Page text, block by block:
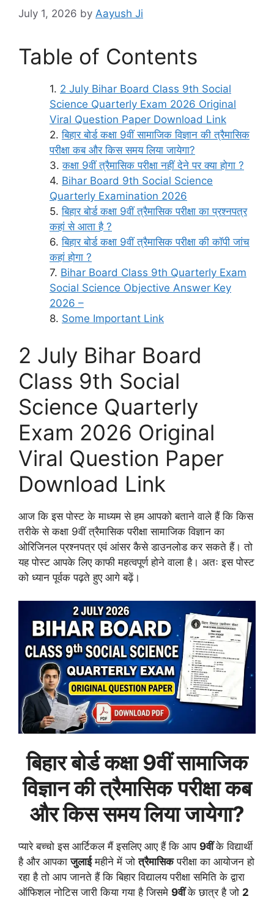
July 1, 2026 by Aayush Ji
Table of Contents
2 July Bihar Board Class 9th Social
Science Quarterly Exam 2026 Original
Viral Question Paper Download Link
बिहार बोर्ड कक्षा 9वीं सामाजिक विज्ञान की त्रैमासिक
परीक्षा कब और किस समय लिया जायेगा?
कक्षा 9वीं त्रैमासिक परीक्षा नहीं देने पर क्या होगा ?
Bihar Board 9th Social Science
Quarterly Examination 2026
बिहार बोर्ड कक्षा 9वीं त्रैमासिक परीक्षा का प्रश्नपत्र
कहां से आता है ?
बिहार बोर्ड कक्षा 9वीं त्रैमासिक परीक्षा की कॉपी जांच
कहां होगा ?
Bihar Board Class 9th Quarterly Exam
Social Science Objective Answer Key
2026 –
Some Important Link
2 July Bihar Board
Class 9th Social
Science Quarterly
Exam 2026 Original
Viral Question Paper
Download Link
आज कि इस पोस्ट के माध्यम से हम आपको बताने वाले हैं कि किस
तरीके से कक्षा 9वीं त्रैमासिक परीक्षा सामाजिक विज्ञान का
ओरिजिनल प्रश्नपत्र एवं आंसर कैसे डाउनलोड कर सकते हैं। तो
यह पोस्ट आपके लिए काफी महत्वपूर्ण होने वाला है। अतः इस पोस्ट
को ध्यान पूर्वक पढ़ते हुए आगे बढ़ें।
बिहार बोर्ड कक्षा 9वीं सामाजिक
विज्ञान की त्रैमासिक परीक्षा कब
और किस समय लिया जायेगा?
प्यारे बच्चो इस आर्टिकल मैं इसलिए आए हैं कि आप 9वींके विद्यार्थी
है और आपकाजुलाईमहीने में जोत्रैमासिकपरीक्षा का आयोजन हो
रहा है तो आप जानते हैं कि बिहार विद्यालय परीक्षा समिति के द्वारा
ऑफिशल नोटिस जारी किया गया है जिसमे 9वींके छात्र है जो 2